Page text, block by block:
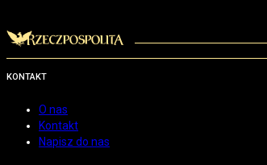
KONTAKT
O nas
Kontakt
Napisz do nas